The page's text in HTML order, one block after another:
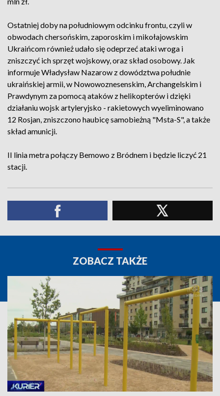
Ostatniej doby na południowym odcinku frontu, czyli w
obwodach chersońskim, zaporoskim i mikołajowskim
Ukraińcom również udało się odeprzeć ataki wroga i
zniszczyć ich sprzęt wojskowy, oraz skład osobowy. Jak
informuje Władysław Nazarow z dowództwa południe
ukraińskiej armii, w Nowowoznesenskim, Archangelskim i
Prawdynym za pomocą ataków z helikopterów i dzięki
działaniu wojsk artyleryjsko - rakietowych wyeliminowano
12 Rosjan, zniszczono haubicę samobieżną "Msta-S", a także
skład amunicji.
II linia metra połączy Bemowo z Bródnem i będzie liczyć 21
stacji.
ZOBACZ TAKŻE